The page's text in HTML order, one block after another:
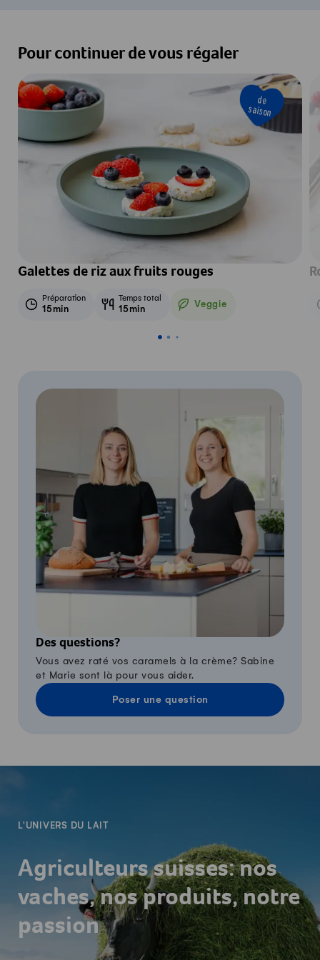
Pour continuer de vous régaler
de
saison
Galettes de riz aux fruits rouges
Préparation
15min
Temps total
15min Veggie
Veggie
Des questions?
Vous avez raté vos caramels à la crème? Sabine
et Marie sont là pour vous aider.
Poser une question
L'UNIVERS DU LAIT
Agriculteurs suisses: nos
vaches, nos produits, notre
passion